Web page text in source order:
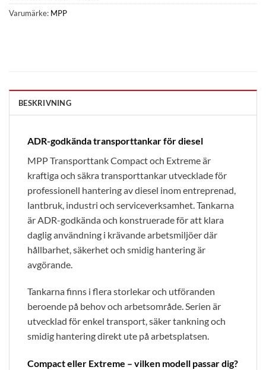
Varumärke: MPP
BESKRIVNING
ADR-godkända transporttankar för diesel
MPP Transporttank Compact och Extreme är
kraftiga och säkra transporttankar utvecklade för
professionell hantering av diesel inom entreprenad,
lantbruk, industri och serviceverksamhet. Tankarna
är ADR-godkända och konstruerade för att klara
daglig användning i krävande arbetsmiljöer där
hållbarhet, säkerhet och smidig hantering är
avgörande.
Tankarna finns i flera storlekar och utföranden
beroende på behov och arbetsområde. Serien är
utvecklad för enkel transport, säker tankning och
smidig hantering direkt ute på arbetsplatsen.
Compact eller Extreme – vilken modell passar dig?